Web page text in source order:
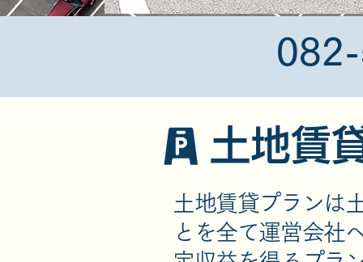
土地賃
土地賃貸プランは
とを全て運営会社